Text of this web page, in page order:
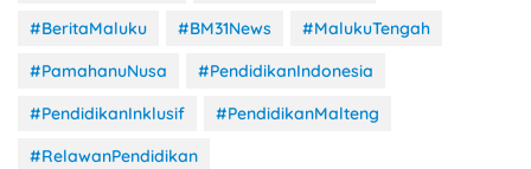
#BeritaMaluku
#BM31News
#MalukuTengah
#PamahanuNusa
#PendidikanIndonesia
#PendidikanInklusif
#PendidikanMalteng
#RelawanPendidikan